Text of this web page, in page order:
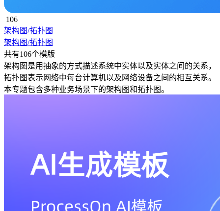
106
架构图/拓扑图
架构图/拓扑图
共有106个模版
架构图是用抽象的方式描述系统中实体以及实体之间的关系，
拓扑图表示网络中每台计算机以及网络设备之间的相互关系。
本专题包含多种业务场景下的架构图和拓扑图。